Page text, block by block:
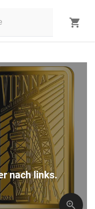
nach links.